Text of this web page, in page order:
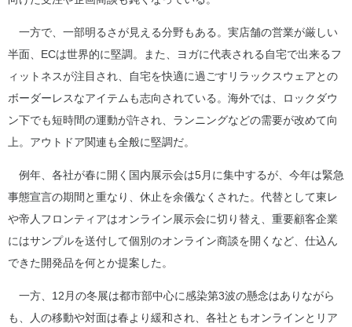
一方で、一部明るさが見える分野もある。実店舗の営業が厳しい
半面、ECは世界的に堅調。また、ヨガに代表される自宅で出来るフ
ィットネスが注目され、自宅を快適に過ごすリラックスウェアとの
ボーダーレスなアイテムも志向されている。海外では、ロックダウ
ン下でも短時間の運動が許され、ランニングなどの需要が改めて向
上。アウトドア関連も全般に堅調だ。
例年、各社が春に開く国内展示会は5月に集中するが、今年は緊急
事態宣言の期間と重なり、休止を余儀なくされた。代替として東レ
や帝人フロンティアはオンライン展示会に切り替え、重要顧客企業
にはサンプルを送付して個別のオンライン商談を開くなど、仕込ん
できた開発品を何とか提案した。
一方、12月の冬展は都市部中心に感染第3波の懸念はありながら
も、人の移動や対面は春より緩和され、各社ともオンラインとリア